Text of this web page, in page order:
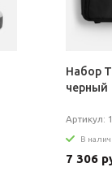
Набор
черный
Артикул:
В
7 306